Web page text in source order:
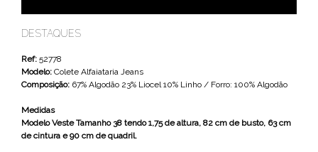
DESTAQUES
Ref: 52778
Modelo: Colete Alfaiataria Jeans
Composição: 67% Algodão 23% Liocel 10% Linho / Forro: 100% Algodão
Medidas
Modelo Veste Tamanho 38 tendo 1,75 de altura, 82 cm de busto, 63 cm
de cintura e 90 cm de quadril.